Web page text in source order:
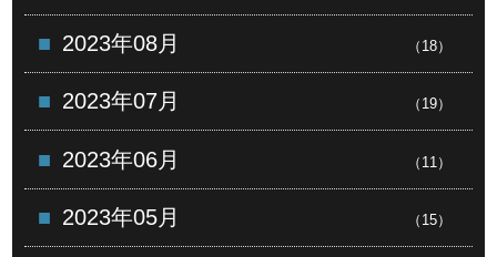
2023年08月 （18）
2023年07月 （19）
2023年06月 （11）
2023年05月 （15）